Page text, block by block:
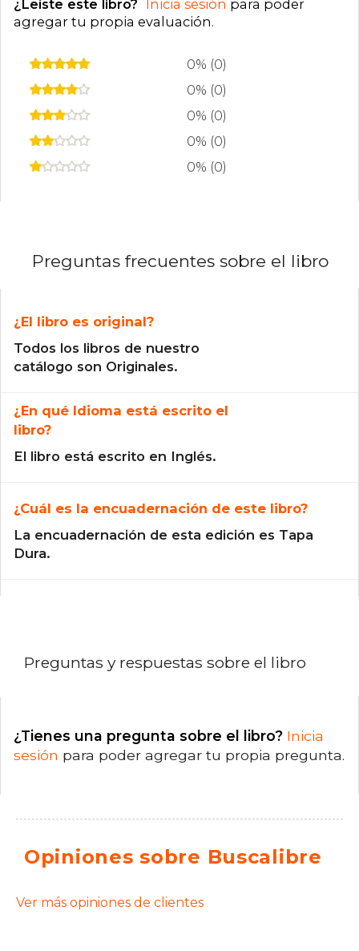
¿Leíste este libro? Inicia sesión para poder
agregar tu propia evaluación.
0% (0)
0% (0)
0% (0)
0% (0)
0% (0)
Preguntas frecuentes sobre el libro
¿El libro es original?
Todos los libros de nuestro
catálogo son Originales.
¿En qué Idioma está escrito el
libro?
El libro está escrito en Inglés.
¿Cuál es la encuadernación de este libro?
La encuadernación de esta edición es Tapa
Dura.
Preguntas y respuestas sobre el libro
¿Tienes una pregunta sobre el libro? Inicia
sesión para poder agregar tu propia pregunta.
Opiniones sobre Buscalibre
Ver más opiniones de clientes